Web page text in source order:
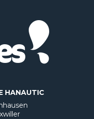
HANAUTIC